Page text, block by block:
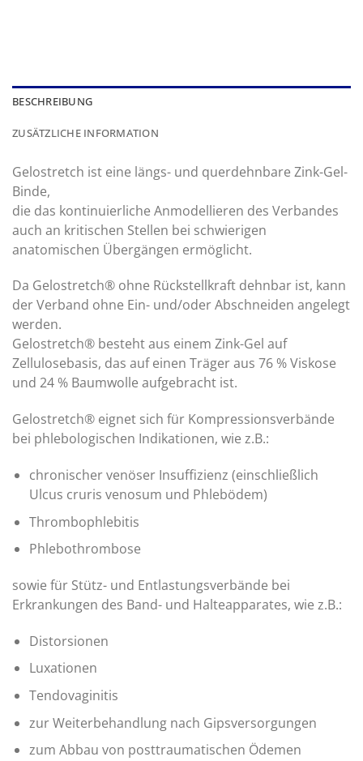
BESCHREIBUNG
ZUSÄTZLICHE INFORMATION
Gelostretch ist eine längs- und querdehnbare Zink-Gel-
Binde,
die das kontinuierliche Anmodellieren des Verbandes
auch an kritischen Stellen bei schwierigen
anatomischen Übergängen ermöglicht.
Da Gelostretch® ohne Rückstellkraft dehnbar ist, kann
der Verband ohne Ein- und/oder Abschneiden angelegt
werden.
Gelostretch® besteht aus einem Zink-Gel auf
Zellulosebasis, das auf einen Träger aus 76 % Viskose
und 24 % Baumwolle aufgebracht ist.
Gelostretch® eignet sich für Kompressionsverbände
bei phlebologischen Indikationen, wie z.B.:
chronischer venöser Insuffizienz (einschließlich
Ulcus cruris venosum und Phlebödem)
Thrombophlebitis
Phlebothrombose
sowie für Stütz- und Entlastungsverbände bei
Erkrankungen des Band- und Halteapparates, wie z.B.:
Distorsionen
Luxationen
Tendovaginitis
zur Weiterbehandlung nach Gipsversorgungen
zum Abbau von posttraumatischen Ödemen